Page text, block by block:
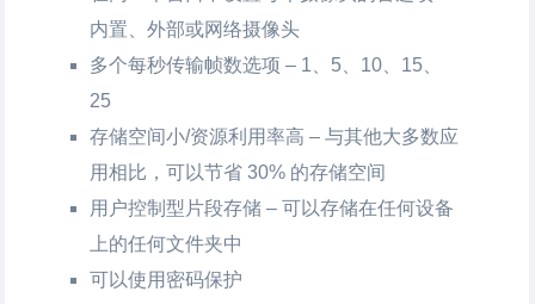
内置、外部或网络摄像头
多个每秒传输帧数选项 – 1、5、10、15、
25
存储空间小/资源利用率高 – 与其他大多数应
用相比，可以节省 30% 的存储空间
用户控制型片段存储 – 可以存储在任何设备
上的任何文件夹中
可以使用密码保护